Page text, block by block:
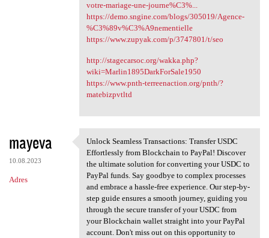
votre-mariage-une-journe%C3%...
https://demo.sngine.com/blogs/305019/Agence-
%C3%89v%C3%A9nementielle
https://www.zupyak.com/p/3747801/t/seo
http://stagecarsoc.org/wakka.php?
wiki=Marlin1895DarkForSale1950
https://www.pnth-terreenaction.org/pnth/?
matebizpvtltd
mayeva
10.08.2023
Adres
Unlock Seamless Transactions:
Unlock Seamless Transactions: Transfer USDC
Effortlessly from Blockchain to PayPal! Discover
the ultimate solution for converting your USDC to
PayPal funds. Say goodbye to complex processes
and embrace a hassle-free experience. Our step-by-
step guide ensures a smooth journey, guiding you
through the secure transfer of your USDC from
your Blockchain wallet straight into your PayPal
account. Don't miss out on this opportunity to